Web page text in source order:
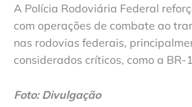
A Polícia Rodoviária Federal
com operações de combate ao
nas rodovias federais,
considerados críticos, como a BR-
Foto: Divulgação